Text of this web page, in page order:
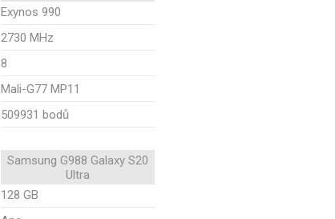
Exynos 990
2730 MHz
8
Mali-G77 MP11
509931 bodů
Samsung G988 Galaxy S20
Ultra
128 GB